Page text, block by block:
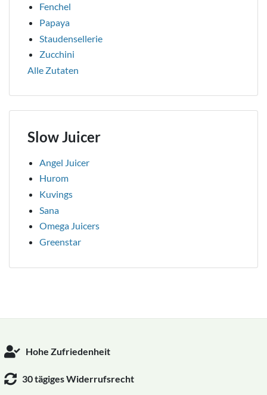
Fenchel
Papaya
Staudensellerie
Zucchini
Alle Zutaten
Slow Juicer
Angel Juicer
Hurom
Kuvings
Sana
Omega Juicers
Greenstar
Hohe Zufriedenheit
30 tägiges Widerrufsrecht